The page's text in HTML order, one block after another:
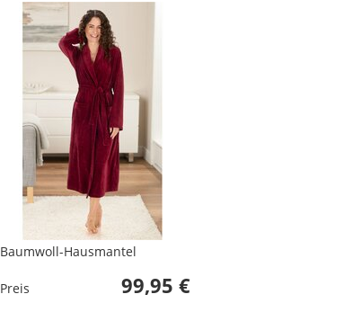
Baumwoll-Hausmantel
Preis 99,95 €